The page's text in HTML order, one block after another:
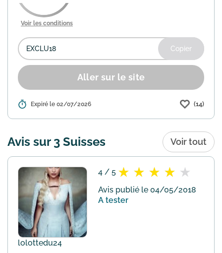
Voir les conditions
Copier
Aller sur le site
Détails : Profitez de 10€ de réduction immédiate
articles déjà en promotion). Utilisez le
code EXCLU18 ...
En savoir plus
Expiré le 02/07/2026 (14)
Avis sur 3 Suisses Voir tout
lolottedu24
4 / 5
Avis publié le 04/05/2018
A tester